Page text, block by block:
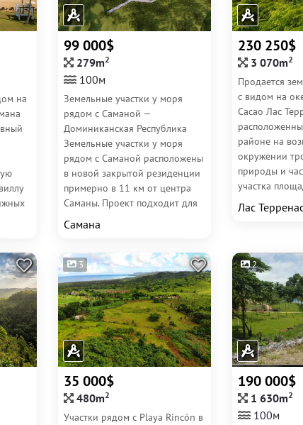
на
99 000$
279m2
100м
Земельные участки у моря
рядом с Саманой —
Доминиканская Республика
Земельные участки у моря
рядом с Саманой расположены
в новой закрытой резиденции
примерно в 11 км от центра
Саманы. Проект подходит для
строительства частной виллы,
дома...
Самана
230 250$
3 070m2
Продается
с видом на
Cacao Лас
районе на
окружении
природы и
участка
открывается
на океан и
Лас
3
35 000$
480m2
Участки рядом с Playa Rincón в
2
190 000$
1 630m2
100м